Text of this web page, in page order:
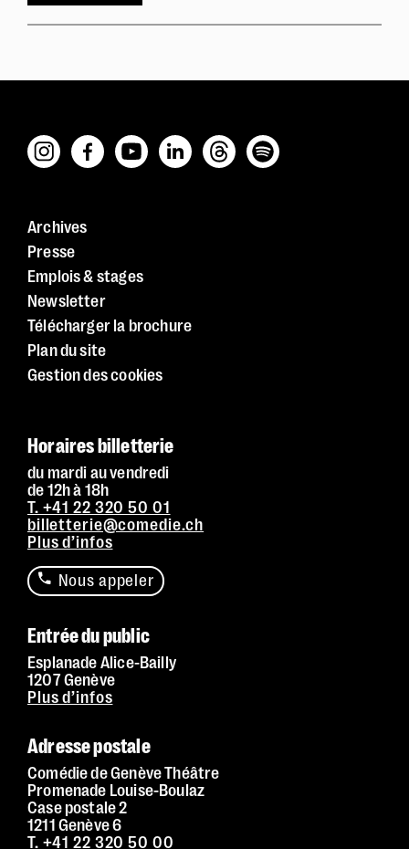
Archives
Presse
Emplois & stages
Newsletter
Télécharger la brochure
Plan du site
Gestion des cookies
Horaires billetterie
du mardi au vendredi
de 12h à 18h
T. +41 22 320 50 01
billetterie@comedie.ch
Plus d’infos
Nous appeler
Entrée du public
Esplanade Alice-Bailly
1207 Genève
Plus d’infos
Adresse postale
Comédie de Genève Théâtre
Promenade Louise-Boulaz
Case postale 2
1211 Genève 6
T. +41 22 320 50 00